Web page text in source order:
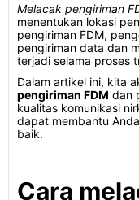
Melacak pengiriman
menentukan lokasi
pengiriman FDM,
pengiriman data dan
terjadi selama proses
Dalam artikel ini, kita
pengiriman FDM dan
kualitas komunikasi
dapat membantu
baik.
Cara